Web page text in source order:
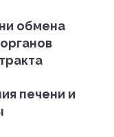
обмена
печени и